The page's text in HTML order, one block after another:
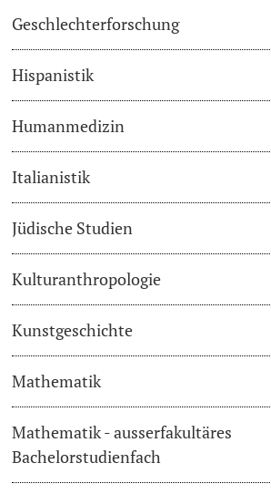
Studienfinanzierung
Berufseinstieg & Laufbahnberatung
Soziales & Gesundheit
Koordinationsstelle für Geflüchtete
Beratungswegweiser
Lernen & Lehren
KI in Studium und Lehre
Digitales Lernen
Geschlechterforschung
Hispanistik
Humanmedizin
Italianistik
Jüdische Studien
Kulturanthropologie
Kunstgeschichte
Mathematik
Mathematik - ausserfakultäres
Bachelorstudienfach